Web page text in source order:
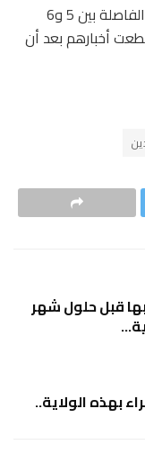
يذكر أن رحلة غير نظامية انطلقت في الليلة الفاصلة بين 5 و6
انقطعت أخبارهم بعد أن
قبل حلول شهر
بهذه الولاية..